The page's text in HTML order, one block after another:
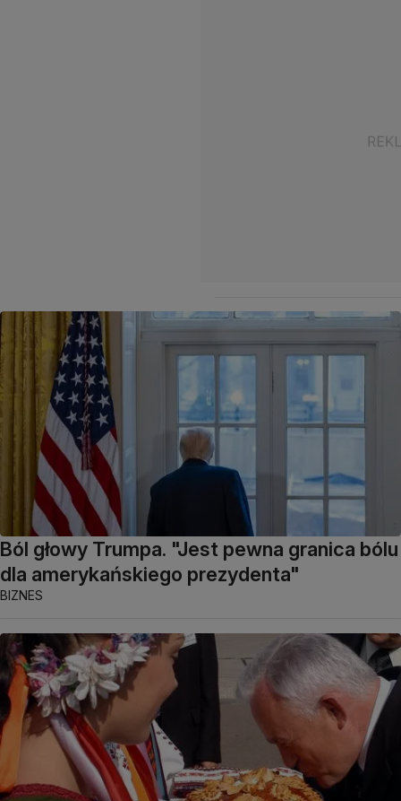
Ból głowy Trumpa. "Jest pewna granica bólu
dla amerykańskiego prezydenta"
BIZNES